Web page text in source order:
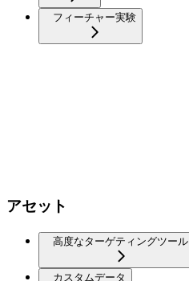
フィーチャー実験
アセット
高度なターゲティングツール
カスタムデータ